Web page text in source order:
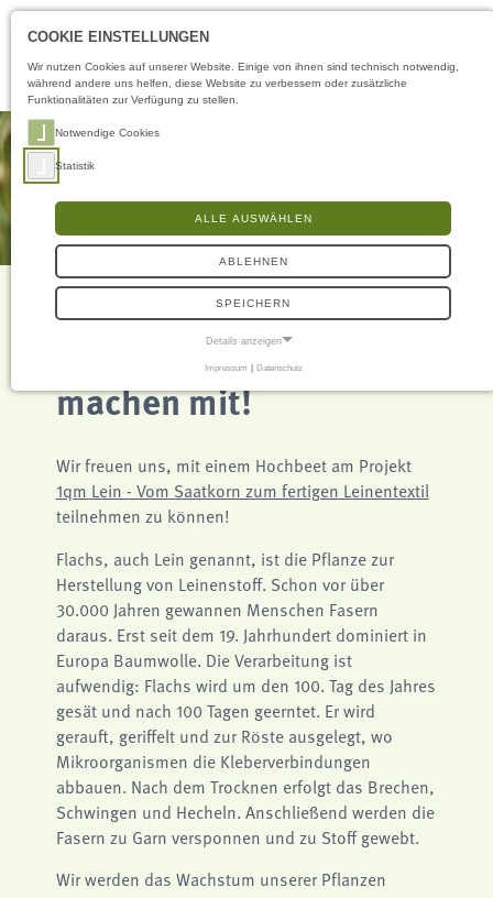
Öffnungszeiten
Projekt 1qm Lein - wir
machen mit!
Wir freuen uns, mit einem Hochbeet am Projekt
1qm Lein - Vom Saatkorn zum fertigen Leinentextil
teilnehmen zu können!
Flachs, auch Lein genannt, ist die Pflanze zur
Herstellung von Leinenstoff. Schon vor über
30.000 Jahren gewannen Menschen Fasern
daraus. Erst seit dem 19. Jahrhundert dominiert in
Europa Baumwolle. Die Verarbeitung ist
aufwendig: Flachs wird um den 100. Tag des Jahres
gesät und nach 100 Tagen geerntet. Er wird
gerauft, geriffelt und zur Röste ausgelegt, wo
Mikroorganismen die Kleberverbindungen
abbauen. Nach dem Trocknen erfolgt das Brechen,
Schwingen und Hecheln. Anschließend werden die
Fasern zu Garn versponnen und zu Stoff gewebt.
Wir werden das Wachstum unserer Pflanzen
COOKIE EINSTELLUNGEN
Wir nutzen Cookies auf unserer Website. Einige von ihnen sind technisch notwendig,
während andere uns helfen, diese Website zu verbessern oder zusätzliche
Funktionalitäten zur Verfügung zu stellen.
Notwendige Cookies
Statistik
ALLE AUSWÄHLEN
ABLEHNEN
SPEICHERN
Details anzeigen
Notwendige Cookies ermöglichen grundlegende Funktionen und sind für die
einwandfreie Funktion der Website erforderlich.
Name:
fe_typo3_user
naturwissenschaftliches-museum.de
Login
Session
Einverständnis-Cookie
cookie_consent
Dieser Cookie speichert die ausgewählten Einverständnis-Optionen des Benutzers
Impressum | Datenschutz